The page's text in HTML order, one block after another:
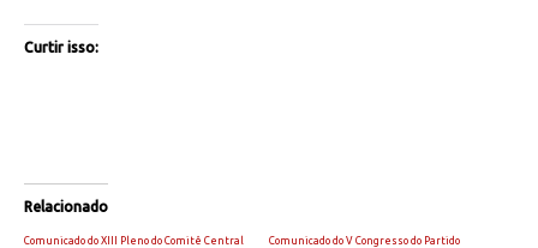
Curtir isso:
Relacionado
Comunicado do XIII Pleno do Comitê Central
Comunicado do V Congresso do Partido